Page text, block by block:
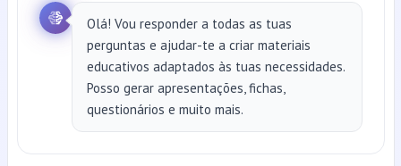
Olá! Vou responder a todas as tuas
perguntas e ajudar-te a criar materiais
educativos adaptados às tuas necessidades.
Posso gerar apresentações, fichas,
questionários e muito mais.